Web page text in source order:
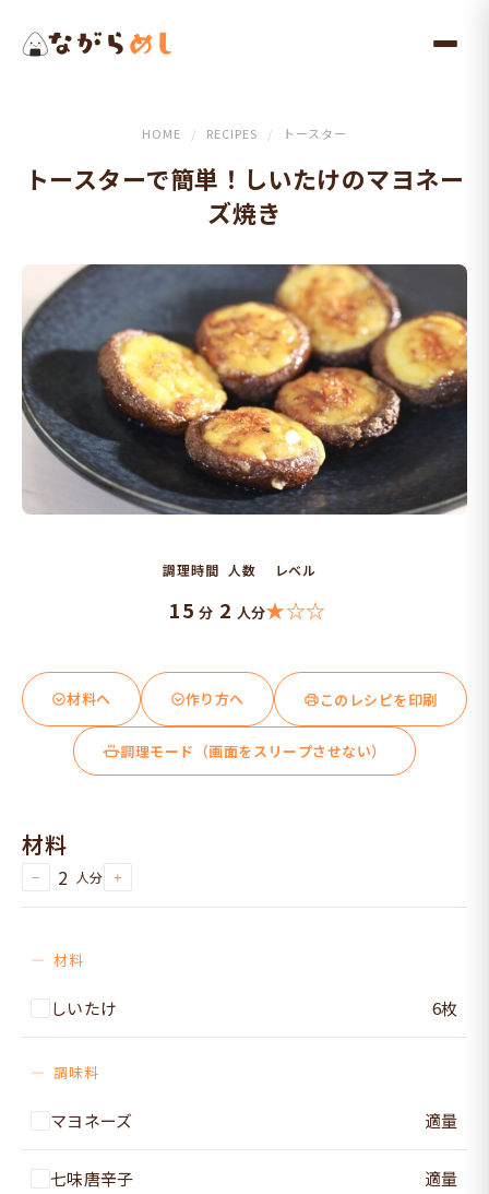
HOME / RECIPES / トースター
トースターで簡単！しいたけのマヨネー
ズ焼き
調理時間
15 分
人数
2 人分
レベル
★☆☆
材料へ 作り方へ このレシピを印刷
調理モード（画面をスリープさせない）
材料
− 2 人分 +
材料
しいたけ 6枚
調味料
マヨネーズ 適量
七味唐辛子 適量